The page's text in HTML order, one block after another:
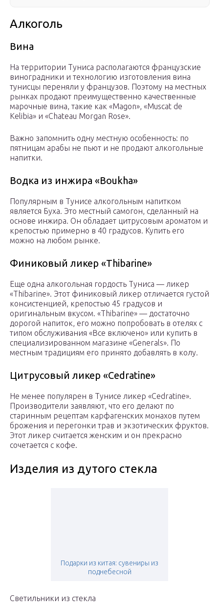
Алкоголь
Вина
На территории Туниса располагаются французские
виноградники и технологию изготовления вина
тунисцы переняли у французов. Поэтому на местных
рынках продают преимущественно качественные
марочные вина, такие как «Magon», «Muscat de
Kelibia» и «Chateau Morgan Rose».
Важно запомнить одну местную особенность: по
пятницам арабы не пьют и не продают алкогольные
напитки.
Водка из инжира «Boukha»
Популярным в Тунисе алкогольным напитком
является Буха. Это местный самогон, сделанный на
основе инжира. Он обладает цитрусовым ароматом и
крепостью примерно в 40 градусов. Купить его
можно на любом рынке.
Финиковый ликер «Thibarine»
Еще одна алкогольная гордость Туниса — ликер
«Thibarine». Этот финиковый ликер отличается густой
консистенцией, крепостью 45 градусов и
оригинальным вкусом. «Thibarine» — достаточно
дорогой напиток, его можно попробовать в отелях с
типом обслуживания «Все включено» или купить в
специализированном магазине «Generals». По
местным традициям его принято добавлять в колу.
Цитрусовый ликер «Cedratine»
Не менее популярен в Тунисе ликер «Cedratine».
Производители заявляют, что его делают по
старинным рецептам карфагенских монахов путем
брожения и перегонки трав и экзотических фруктов.
Этот ликер считается женским и он прекрасно
сочетается с кофе.
Изделия из дутого стекла
Подарки из китая: сувениры из
поднебесной
Светильники из стекла